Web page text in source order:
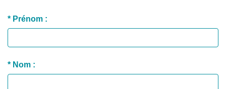
* Prénom :
* Nom :